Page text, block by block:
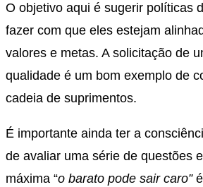
O objetivo aqui é sugerir políticas
fazer com que eles estejam
valores e metas. A solicitação de
qualidade é um bom exemplo de
cadeia de suprimentos.
É importante ainda ter a
de avaliar uma série de questões
máxima “o barato pode sair caro”é